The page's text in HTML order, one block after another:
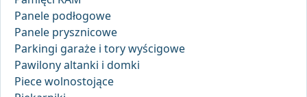
Panele podłogowe
Panele prysznicowe
Parkingi garaże i tory wyścigowe
Pawilony altanki i domki
Piece wolnostojące